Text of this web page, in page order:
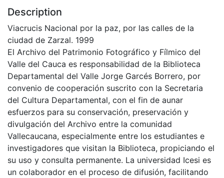
Description
Viacrucis Nacional por la paz, por las calles de la
ciudad de Zarzal. 1999
El Archivo del Patrimonio Fotográfico y Fílmico del
Valle del Cauca es responsabilidad de la Biblioteca
Departamental del Valle Jorge Garcés Borrero, por
convenio de cooperación suscrito con la Secretaria
del Cultura Departamental, con el fin de aunar
esfuerzos para su conservación, preservación y
divulgación del Archivo entre la comunidad
Vallecaucana, especialmente entre los estudiantes e
investigadores que visitan la Biblioteca, propiciando el
su uso y consulta permanente. La universidad Icesi es
un colaborador en el proceso de difusión, facilitando